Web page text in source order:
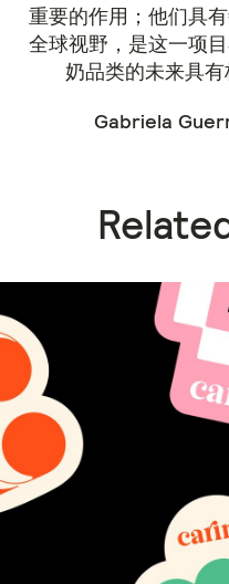
重要的作用；他们具
全球视野，是这一项
奶品类的未来具有
Gabriela